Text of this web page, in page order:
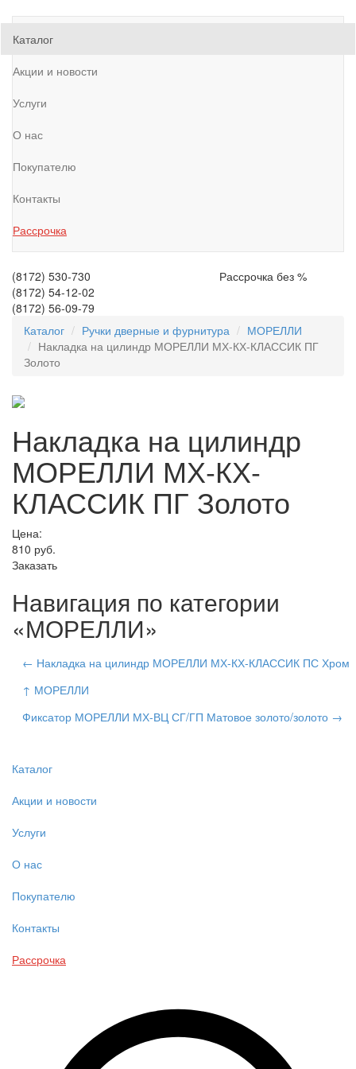
Каталог
Акции и новости
Услуги
О нас
Покупателю
Контакты
Рассрочка
(8172) 530-730
(8172) 54-12-02
(8172) 56-09-79
Рассрочка без %
Каталог Ручки дверные и фурнитура
МОРЕЛЛИ
Накладка на цилиндр МОРЕЛЛИ МХ-КХ-КЛАССИК ПГ
Золото
Накладка на цилиндр
МОРЕЛЛИ МХ-КХ-
КЛАССИК ПГ Золото
Цена:
810 руб.
Заказать
Навигация по категории
«МОРЕЛЛИ»
← Накладка на цилиндр МОРЕЛЛИ МХ-КХ-КЛАССИК ПС Хром
↑ МОРЕЛЛИ
Фиксатор МОРЕЛЛИ МХ-ВЦ СГ/ГП Матовое золото/золото →
Каталог
Акции и новости
Услуги
О нас
Покупателю
Контакты
Рассрочка